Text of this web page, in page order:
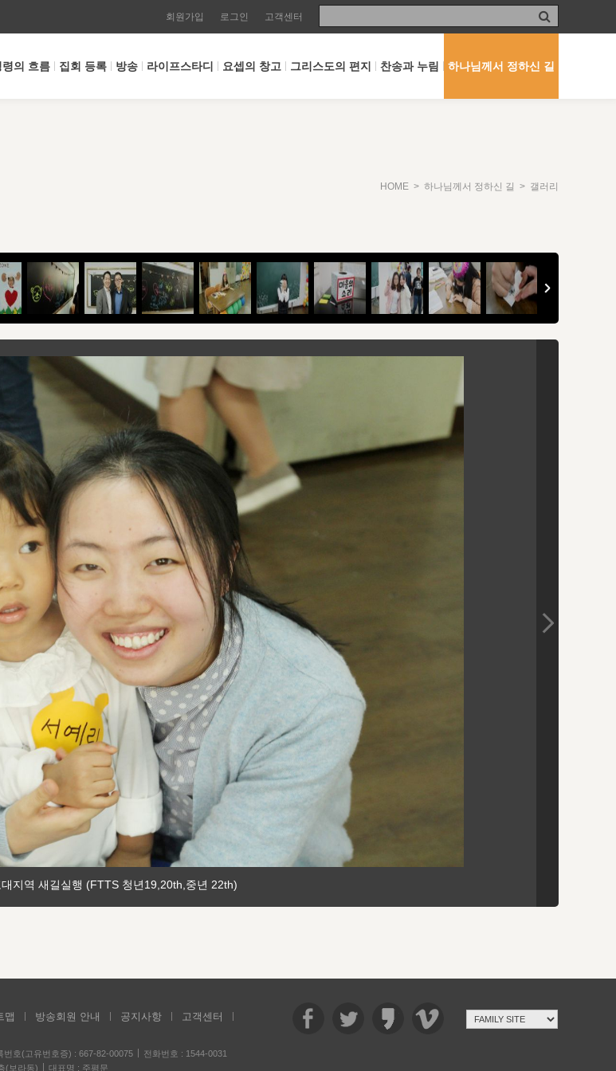
회원가입 로그인 고객센터
령의 흐름 집회 등록 방송 라이프스타디 요셉의 창고 그리스도의 편지 찬송과 누림 하나님께서 정하신 길
HOME > 하나님께서 정하신 길 > 갤러리
지역 새길실행 (FTTS 청년19,20th,중년 22th)
맵 방송회원 안내 공지사항
고객센터
번호(고유번호증) : 667-82-00075
전화번호 : 1544-0031
(보라동)
대표명 : 주평문